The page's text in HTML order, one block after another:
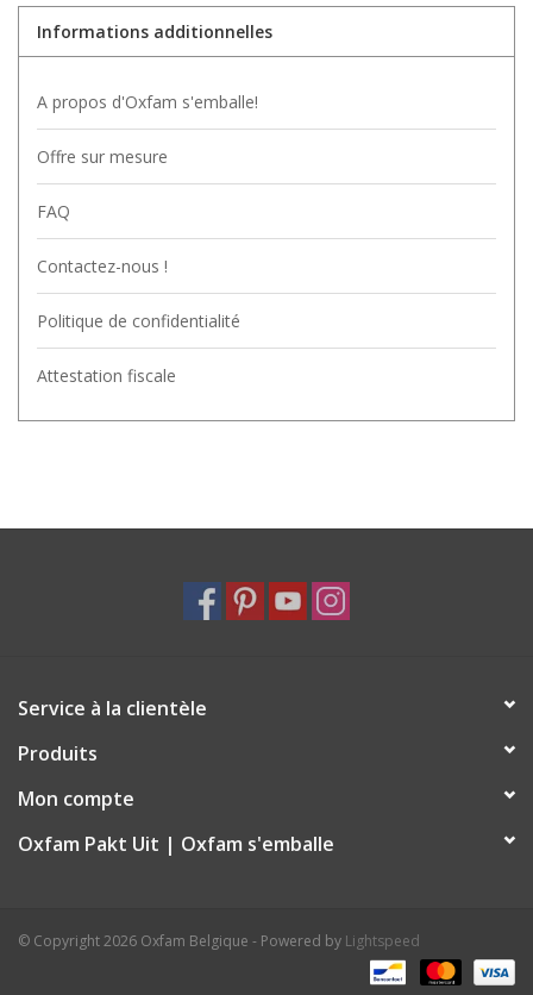
Informations additionnelles
A propos d'Oxfam s'emballe!
Offre sur mesure
FAQ
Contactez-nous !
Politique de confidentialité
Attestation fiscale
Service à la clientèle
Produits
Mon compte
Oxfam Pakt Uit | Oxfam s'emballe
© Copyright 2026 Oxfam Belgique - Powered by Lightspeed